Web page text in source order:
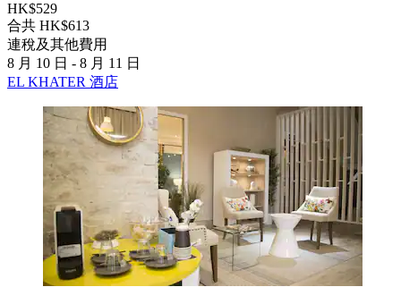
HK$529
合共 HK$613
連稅及其他費用
8 月 10 日 - 8 月 11 日
EL KHATER 酒店